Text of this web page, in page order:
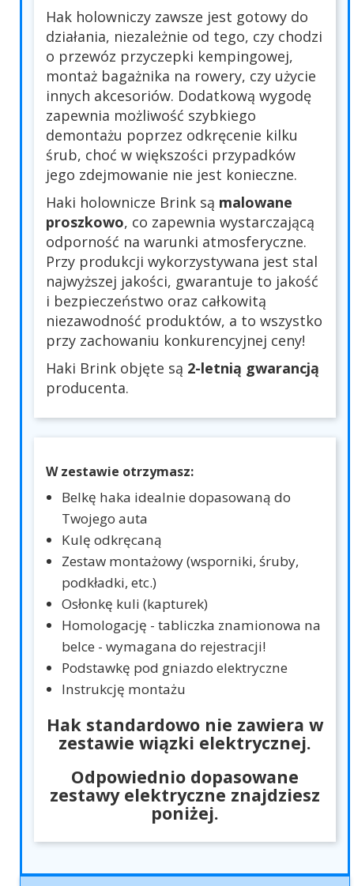
Hak holowniczy zawsze jest gotowy do
działania, niezależnie od tego, czy chodzi
o przewóz przyczepki kempingowej,
montaż bagażnika na rowery, czy użycie
innych akcesoriów. Dodatkową wygodę
zapewnia możliwość szybkiego
demontażu poprzez odkręcenie kilku
śrub, choć w większości przypadków
jego zdejmowanie nie jest konieczne.
Haki holownicze Brink są malowane
proszkowo, co zapewnia wystarczającą
odporność na warunki atmosferyczne.
Przy produkcji wykorzystywana jest stal
najwyższej jakości, gwarantuje to jakość
i bezpieczeństwo oraz całkowitą
niezawodność produktów, a to wszystko
przy zachowaniu konkurencyjnej ceny!
Haki Brink objęte są 2-letnią gwarancją
producenta.
W zestawie otrzymasz:
Belkę haka idealnie dopasowaną do
Twojego auta
Kulę odkręcaną
Zestaw montażowy (wsporniki, śruby,
podkładki, etc.)
Osłonkę kuli (kapturek)
Homologację - tabliczka znamionowa na
belce - wymagana do rejestracji!
Podstawkę pod gniazdo elektryczne
Instrukcję montażu
Hak standardowo nie zawiera w
zestawie wiązki elektrycznej.
Odpowiednio dopasowane
zestawy elektryczne znajdziesz
poniżej.